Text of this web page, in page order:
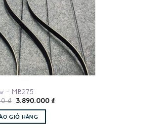
– MB275
₫ 3.890.000 ₫
GIỎ HÀNG